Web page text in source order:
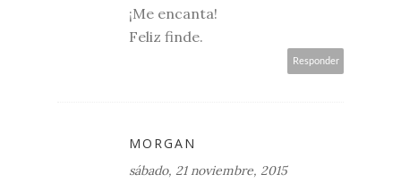
¡Me encanta!
Feliz finde.
Responder
MORGAN
sábado, 21 noviembre, 2015